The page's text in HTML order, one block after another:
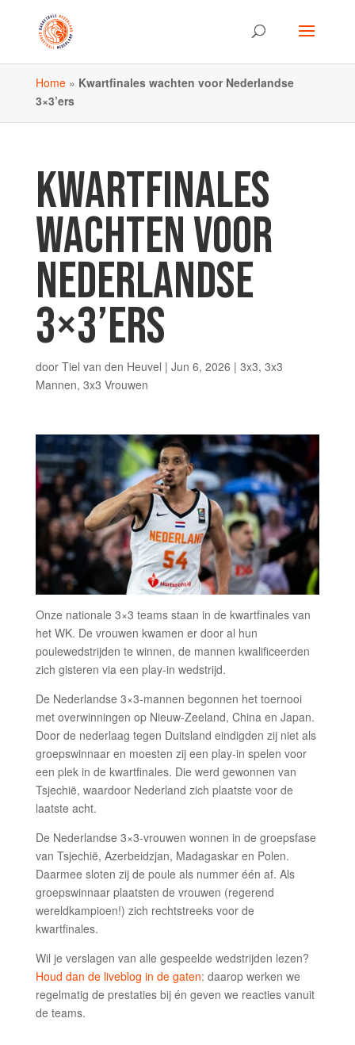
Home» Kwartfinales wachten voor Nederlandse
3×3’ers
KWARTFINALES
WACHTEN VOOR
NEDERLANDSE
3×3’ERS
door Tiel van den Heuvel | Jun 6, 2026 | 3x3, 3x3
Mannen, 3x3 Vrouwen
Onze nationale 3×3 teams staan in de kwartfinales van
het WK. De vrouwen kwamen er door al hun
poulewedstrijden te winnen, de mannen kwalificeerden
zich gisteren via een play-in wedstrijd.
De Nederlandse 3×3-mannen begonnen het toernooi
met overwinningen op Nieuw-Zeeland, China en Japan.
Door de nederlaag tegen Duitsland eindigden zij niet als
groepswinnaar en moesten zij een play-in spelen voor
een plek in de kwartfinales. Die werd gewonnen van
Tsjechië, waardoor Nederland zich plaatste voor de
laatste acht.
De Nederlandse 3×3-vrouwen wonnen in de groepsfase
van Tsjechië, Azerbeidzjan, Madagaskar en Polen.
Daarmee sloten zij de poule als nummer één af. Als
groepswinnaar plaatsten de vrouwen (regerend
wereldkampioen!) zich rechtstreeks voor de
kwartfinales.
Wil je verslagen van alle gespeelde wedstrijden lezen?
Houd dan de liveblog in de gaten: daarop werken we
regelmatig de prestaties bij én geven we reacties vanuit
de teams.